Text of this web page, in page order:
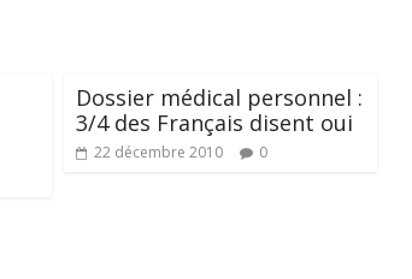
Dossier médical personnel :
3/4 des Français disent oui
22 décembre 2010 0